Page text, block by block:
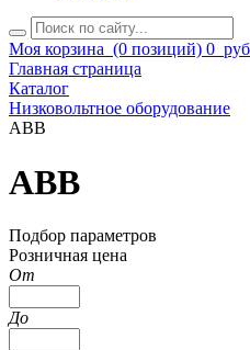
Моя корзина (0 позиций) 0
Главная страница
Каталог
Низковольтное оборудование
ABB
ABB
Подбор параметров
Розничная цена
От
До